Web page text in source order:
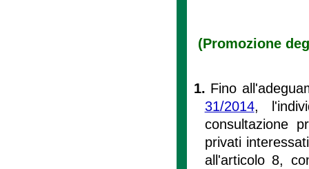
(Promozione
1. Fino
31/2014,
consultazione
privati
all'articolo 8,